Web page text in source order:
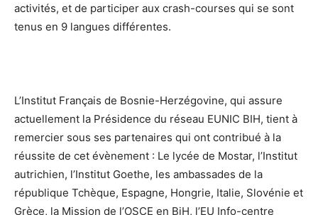
activités, et de participer aux crash-courses qui se sont
tenus en 9 langues différentes.
L’Institut Français de Bosnie-Herzégovine, qui assure
actuellement la Présidence du réseau EUNIC BIH, tient à
remercier sous ses partenaires qui ont contribué à la
réussite de cet évènement : Le lycée de Mostar, l’Institut
autrichien, l’Institut Goethe, les ambassades de la
république Tchèque, Espagne, Hongrie, Italie, Slovénie et
Grèce, la Mission de l’OSCE en BiH, l’EU Info-centre